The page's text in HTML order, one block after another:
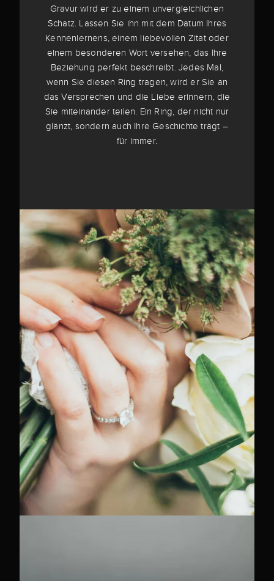
Gravur wird er zu einem unvergleichlichen
Schatz. Lassen Sie ihn mit dem Datum Ihres
Kennenlernens, einem liebevollen Zitat oder
einem besonderen Wort versehen, das Ihre
Beziehung perfekt beschreibt. Jedes Mal,
wenn Sie diesen Ring tragen, wird er Sie an
das Versprechen und die Liebe erinnern, die
Sie miteinander teilen. Ein Ring, der nicht nur
glänzt, sondern auch Ihre Geschichte trägt –
für immer.